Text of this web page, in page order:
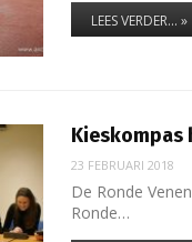
LEES VERDER... »
23 FEBRUARI 2018
De Ronde
Ronde…